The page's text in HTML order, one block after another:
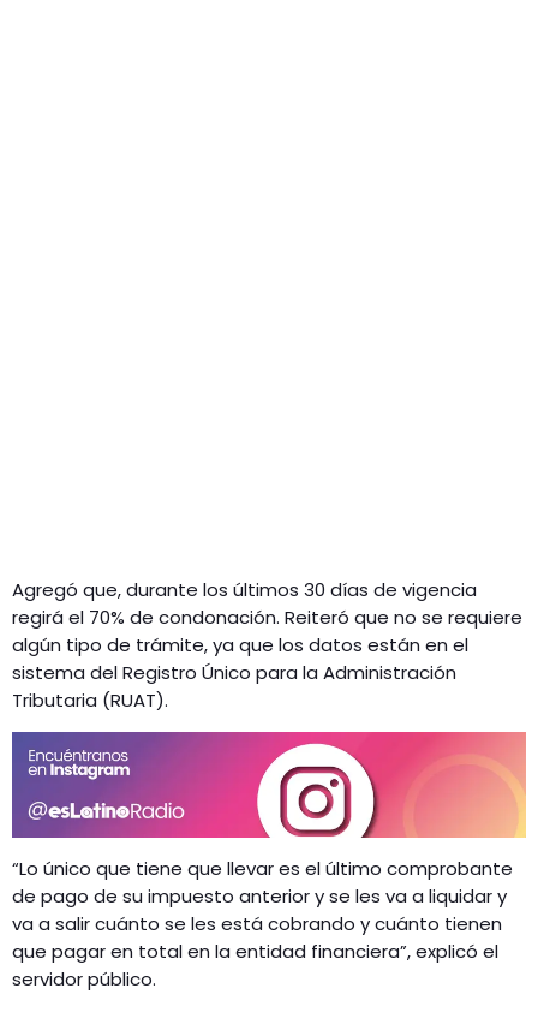
Agregó que, durante los últimos 30 días de vigencia
regirá el 70% de condonación. Reiteró que no se requiere
algún tipo de trámite, ya que los datos están en el
sistema del Registro Único para la Administración
Tributaria (RUAT).
“Lo único que tiene que llevar es el último comprobante
de pago de su impuesto anterior y se les va a liquidar y
va a salir cuánto se les está cobrando y cuánto tienen
que pagar en total en la entidad financiera”, explicó el
servidor público.